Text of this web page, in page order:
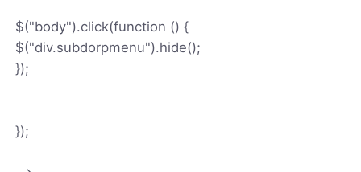
$("body").click(function () {
$("div.subdorpmenu").hide();
});
});